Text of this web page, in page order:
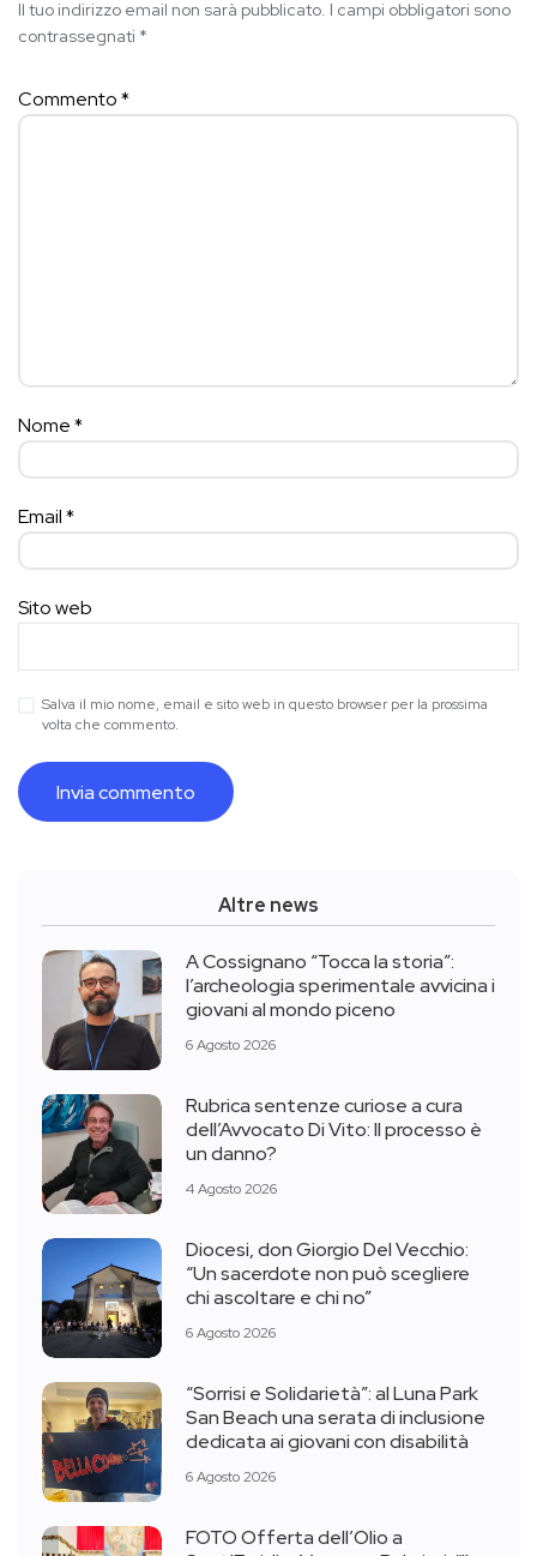
Il tuo indirizzo email non sarà pubblicato. I campi obbligatori sono
contrassegnati *
Commento*
Nome*
Email*
Sito web
Salva il mio nome, email e sito web in questo browser per la prossima
volta che commento.
Altre news
A Cossignano “Tocca la storia”:
l’archeologia sperimentale avvicina i
giovani al mondo piceno
6 Agosto 2026
Rubrica sentenze curiose a cura
dell’Avvocato Di Vito: Il processo è
un danno?
4 Agosto 2026
Diocesi, don Giorgio Del Vecchio:
“Un sacerdote non può scegliere
chi ascoltare e chi no”
6 Agosto 2026
“Sorrisi e Solidarietà”: al Luna Park
San Beach una serata di inclusione
dedicata ai giovani con disabilità
6 Agosto 2026
FOTO Offerta dell’Olio a